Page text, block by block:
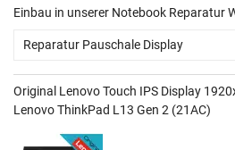
Einbau in unserer Notebook Reparatur
Reparatur Pauschale Display
Original Lenovo Touch IPS Display
Lenovo ThinkPad L13 Gen 2 (21AC)